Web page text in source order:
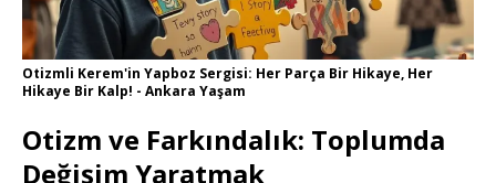
Otizmli Kerem'in Yapboz Sergisi: Her Parça Bir Hikaye, Her
Hikaye Bir Kalp! - Ankara Yaşam
Otizm ve Farkındalık: Toplumda
Değişim Yaratmak